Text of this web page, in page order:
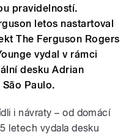
pravidelností.
letos nastartoval
The Ferguson Rogers
vydal v rámci
desku Adrian
São Paulo.
i návraty – od domácí
letech vydala desku